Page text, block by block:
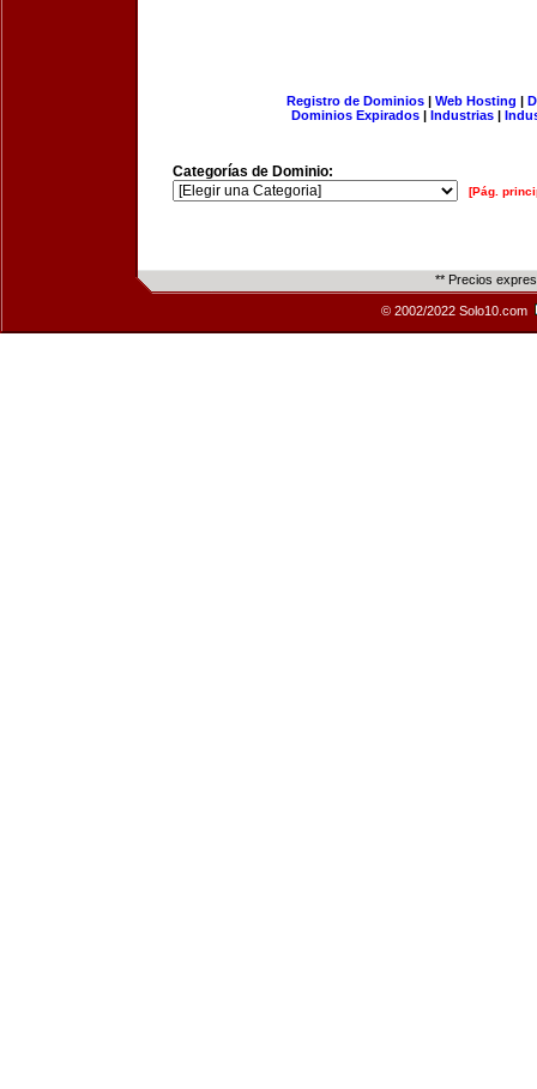
Registro de Dominios| Web Hosting |
Dominios Expirados | Industrias |
Categorías de Dominio:
[Pág.
** Precios
© 2002/2022 Solo10.com